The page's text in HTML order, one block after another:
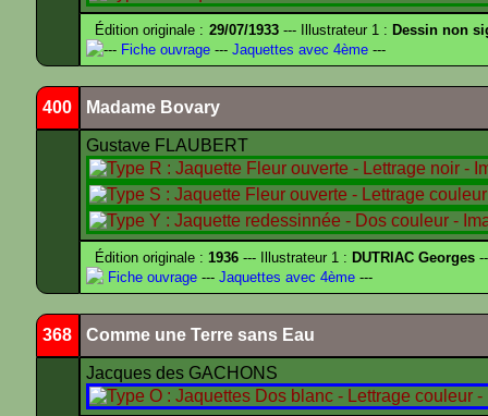
Édition originale : 29/07/1933--- Illustrateur 1 : Dessin non
--- Fiche ouvrage --- Jaquettes avec 4ème ---
400 Madame Bovary
Gustave FLAUBERT
Édition originale :1936 --- Illustrateur 1 : DUTRIAC Georges
Fiche ouvrage --- Jaquettes avec 4ème ---
368 Comme une Terre sans Eau
Jacques des GACHONS